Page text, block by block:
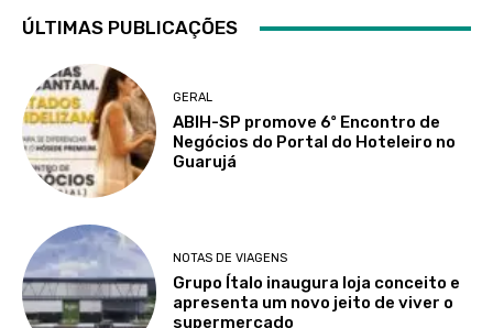
ÚLTIMAS PUBLICAÇÕES
GERAL
ABIH-SP promove 6º Encontro de
Negócios do Portal do Hoteleiro no
Guarujá
NOTAS DE VIAGENS
Grupo Ítalo inaugura loja conceito e
apresenta um novo jeito de viver o
supermercado